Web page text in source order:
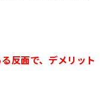
反面で、デメリット